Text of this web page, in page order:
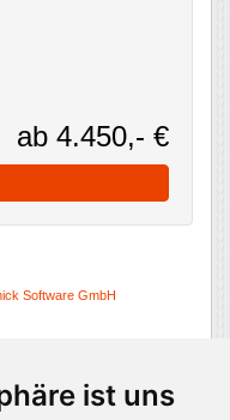
ist uns